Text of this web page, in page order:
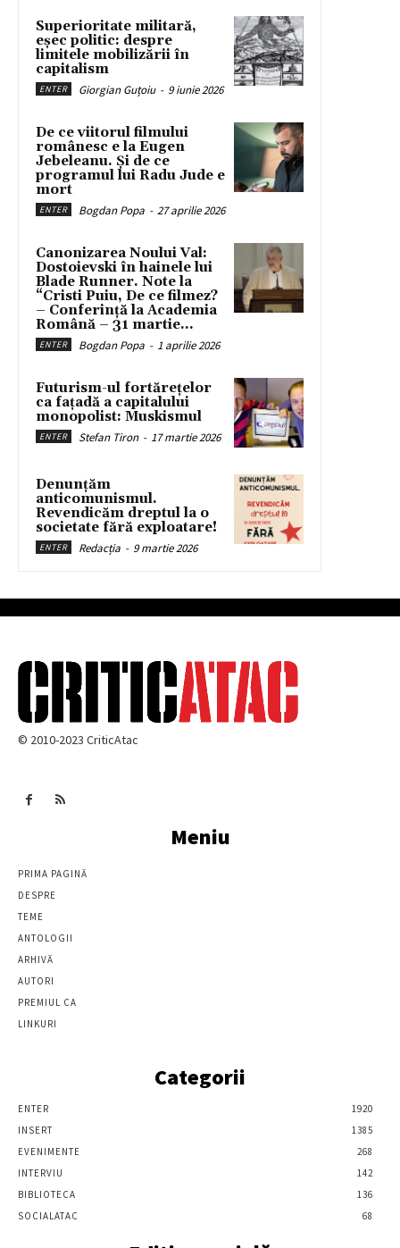
Superioritate militară,
eșec politic: despre
limitele mobilizării în
capitalism
ENTER Giorgian Guțoiu - 9 iunie 2026
De ce viitorul filmului
românesc e la Eugen
Jebeleanu. Și de ce
programul lui Radu Jude e
mort
ENTER Bogdan Popa - 27 aprilie 2026
Canonizarea Noului Val:
Dostoievski în hainele lui
Blade Runner. Note la
“Cristi Puiu, De ce filmez?
– Conferință la Academia
Română – 31 martie...
ENTER Bogdan Popa - 1 aprilie 2026
Futurism-ul fortărețelor
ca fațadă a capitalului
monopolist: Muskismul
ENTER Stefan Tiron - 17 martie 2026
Denunțăm
anticomunismul.
Revendicăm dreptul la o
societate fără exploatare!
ENTER Redacția - 9 martie 2026
© 2010-2023 CriticAtac
Meniu
PRIMA PAGINĂ
DESPRE
TEME
ANTOLOGII
ARHIVĂ
AUTORI
PREMIUL CA
LINKURI
Categorii
ENTER
1920
INSERT
1385
EVENIMENTE
268
INTERVIU
142
BIBLIOTECA
136
SOCIALATAC
68